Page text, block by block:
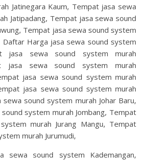
Jatinegara Kaum, Tempat jasa sewa
Jatipadang, Tempat jasa sewa sound
Tempat jasa sewa sound system
Daftar Harga jasa sewa sound system
jasa sewa sound system murah
jasa sewa sound system murah
jasa sewa sound system murah
jasa sewa sound system murah
sewa sound system murah Johar Baru,
system murah Jombang, Tempat
murah Jurang Mangu, Tempat
murah Jurumudi,
sewa sound system Kademangan,